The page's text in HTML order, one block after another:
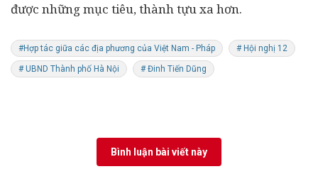
được những mục tiêu, thành tựu xa hơn.
#Hợp tác giữa các địa phương của Việt Nam - Pháp # Hội nghị 12
# UBND Thành phố Hà Nội # Đinh Tiến Dũng
Bình luận bài viết này